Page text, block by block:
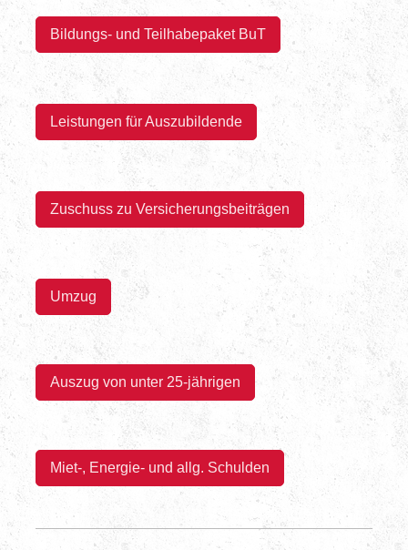
Bildungs- und Teilhabepaket BuT
Leistungen für Auszubildende
Zuschuss zu Versicherungsbeiträgen
Umzug
Auszug von unter 25-jährigen
Miet-, Energie- und allg. Schulden